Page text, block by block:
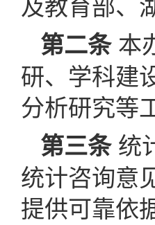
第二条本
研、学科建
分析研究等
第三条统
统计咨询意
提供可靠依